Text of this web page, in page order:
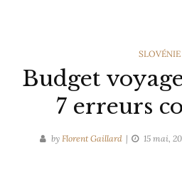
SLOVÉNIE
Budget
7 erreurs
by Florent Gaillard 15 mai,